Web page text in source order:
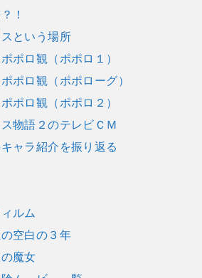
！
という場所
ポロ観（ポポロ１）
ポロ観（ポポローグ）
ポロ観（ポポロ２）
物語２のテレビＣＭ
ャラ紹介を振り返る
ルム
空白の３年
魔女